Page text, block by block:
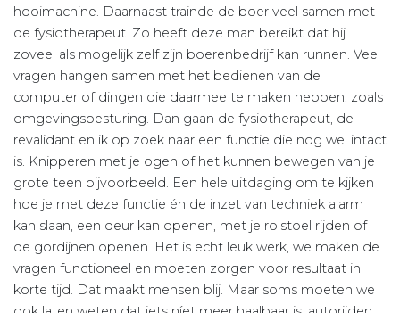
hooimachine. Daarnaast trainde de boer veel samen met
de fysiotherapeut. Zo heeft deze man bereikt dat hij
zoveel als mogelijk zelf zijn boerenbedrijf kan runnen. Veel
vragen hangen samen met het bedienen van de
computer of dingen die daarmee te maken hebben, zoals
omgevingsbesturing. Dan gaan de fysiotherapeut, de
revalidant en ik op zoek naar een functie die nog wel intact
is. Knipperen met je ogen of het kunnen bewegen van je
grote teen bijvoorbeeld. Een hele uitdaging om te kijken
hoe je met deze functie én de inzet van techniek alarm
kan slaan, een deur kan openen, met je rolstoel rijden of
de gordijnen openen. Het is echt leuk werk, we maken de
vragen functioneel en moeten zorgen voor resultaat in
korte tijd. Dat maakt mensen blij. Maar soms moeten we